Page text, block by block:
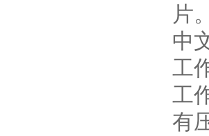
片
中
工
工
有